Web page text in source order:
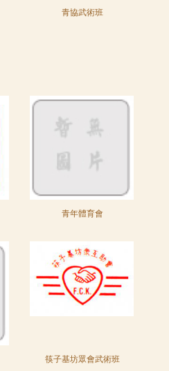
青協武術班
青年體育會
筷子基坊眾會武術班